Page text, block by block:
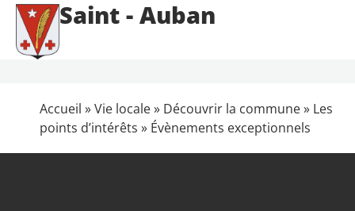
Saint - Auban
Accueil »Vie locale» Découvrir la commune» Les
points d’intérêts » Évènements exceptionnels